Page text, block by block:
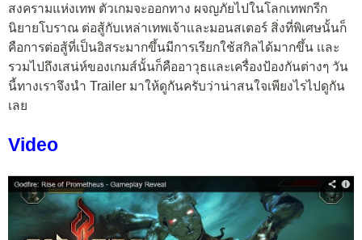
สงครามแห่งเทพ ตัวเกมจะออกทาง ผจญภัยไปในโลกเทพกรีก
นิยายโบราณ ต่อสู้กับเหล่าเทพเจ้าและมอนสเตอร์ สิ่งที่พิเศษนั้นก็
คือการต่อสู้ที่เป็นอิสระมากขึ้นมีการเรียกใช้สกิลได้มากขึ้น เเละ
รวมไปถึงเสน่ห์ของเกมส์นั้นก็คืออาวุธเเละเครื่องป้องกันต่างๆ วัน
นี้ทางเราจึงนำ Trailer มาให้ดูกันครับว่าน่าสนใจเพียงไรไปดูกัน
เลย
Video